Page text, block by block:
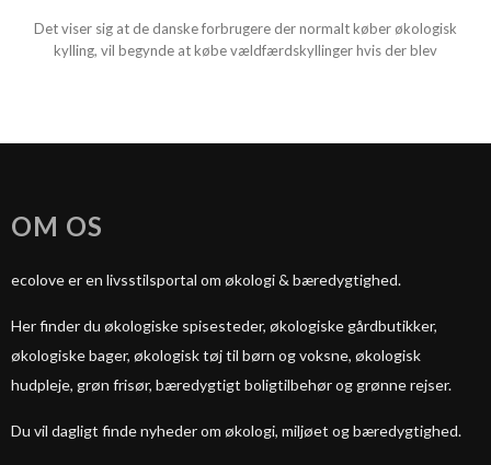
Det viser sig at de danske forbrugere der normalt køber økologisk
kylling, vil begynde at købe vældfærdskyllinger hvis der blev
OM OS
ecolove er en livsstilsportal om økologi & bæredygtighed.
Her finder du økologiske spisesteder, økologiske gårdbutikker,
økologiske bager, økologisk tøj til børn og voksne, økologisk
hudpleje, grøn frisør, bæredygtigt boligtilbehør og grønne rejser.
Du vil dagligt finde nyheder om økologi, miljøet og bæredygtighed.